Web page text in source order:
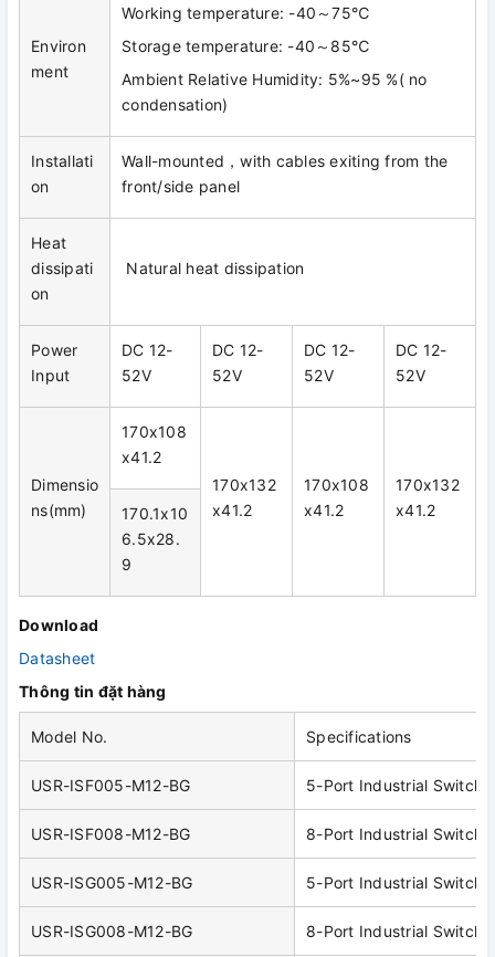
Environ
ment
Working temperature: -40～75℃
Storage temperature: -40～85℃
Ambient Relative Humidity: 5%~95 %( no
condensation)
Installati
on
Wall-mounted，with cables exiting from the
front/side panel
Heat
dissipati
on
Natural heat dissipation
Power
Input
DC 12-
52V
DC 12-
52V
DC 12-
52V
DC 12-
52V
Dimensio
ns(mm)
170x108
x41.2
170x132
x41.2
170x108
x41.2
170x132
x41.2
170.1x10
6.5x28.
9
Download
Datasheet
Thông tin đặt hàng
Model No. Specifications
USR-ISF005-M12-BG 5-Port Industrial Switch,
USR-ISF008-M12-BG 8-Port Industrial Switch,
USR-ISG005-M12-BG 5-Port Industrial Switch,
USR-ISG008-M12-BG 8-Port Industrial Switch,